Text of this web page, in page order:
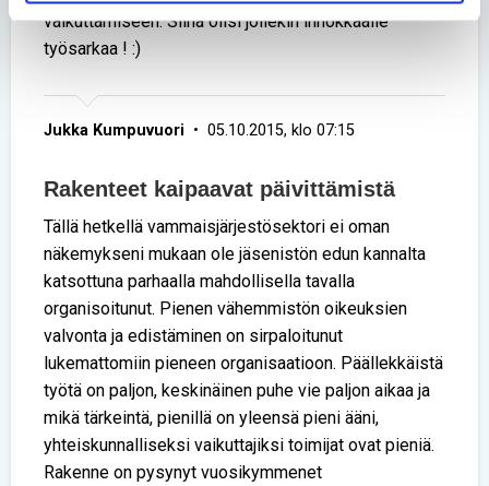
vaikuttamiseen. Siinä olisi jollekin innokkaalle
työsarkaa ! :)
Jukka Kumpuvuori • 05.10.2015, klo 07:15
Rakenteet kaipaavat päivittämistä
Tällä hetkellä vammaisjärjestösektori ei oman
näkemykseni mukaan ole jäsenistön edun kannalta
katsottuna parhaalla mahdollisella tavalla
organisoitunut. Pienen vähemmistön oikeuksien
valvonta ja edistäminen on sirpaloitunut
lukemattomiin pieneen organisaatioon. Päällekkäistä
työtä on paljon, keskinäinen puhe vie paljon aikaa ja
mikä tärkeintä, pienillä on yleensä pieni ääni,
yhteiskunnalliseksi vaikuttajiksi toimijat ovat pieniä.
Rakenne on pysynyt vuosikymmenet